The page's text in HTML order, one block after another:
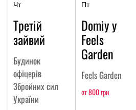
Чт
Третій
зайвий
Будинок
офіцерів
Збройних сил
України
Пт
Domiy у
Feels
Garden
Feels Garden
от 800 грн